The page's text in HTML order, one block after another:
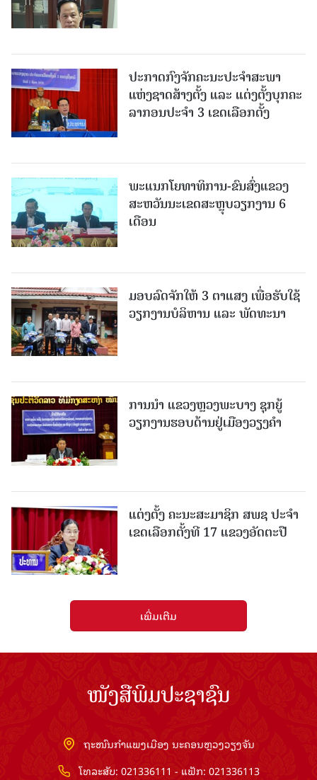
ປະກາດກົງຈັກຄະນະປະຈໍາສະພາ
ແຫ່ງຊາດສ້າງຕັ້ງ ແລະ ແຕ່ງຕັ້ງບຸກຄະ
ລາກອນປະຈໍາ 3 ເຂດເລືອກຕັ້ງ
ພະແນກໂຍທາທິການ-ຂົນສົ່ງແຂວງ
ສະຫວັນນະເຂດສະຫຼຸບວຽກງານ 6
ເດືອນ
ມອບລົດຈັກໃຫ້ 3 ຕາແສງ ເພື່ອຮັບໃຊ້
ວຽກງານບໍລິຫານ ແລະ ພັດທະນາ
ການນຳ ແຂວງຫຼວງພະບາງ ຊຸກຍູ້
ວຽກງານຮອບດ້ານຢູ່ເມືອງວຽງຄໍາ
ແຕ່ງຕັ້ງ ຄະນະສະມາຊິກ ສພຊ ປະຈຳ
ເຂດເລືອກຕັ້ງທີ 17 ແຂວງອັດຕະປື
ເພີ່ມເຕີມ
ໜັງສືພິມປະຊາຊົນ
ຖະໜົນກຳແພງເມືອງ ນະຄອນຫຼວງວຽງຈັນ
ໂທລະສັບ: 021336111 - ແຟັກ: 021336113